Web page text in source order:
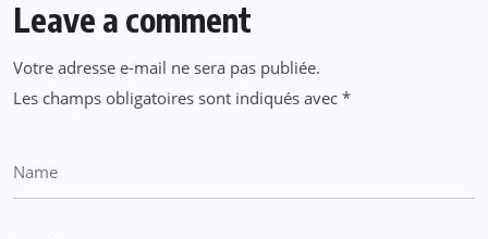
Leave a comment
Votre adresse e-mail ne sera pas publiée.
Les champs obligatoires sont indiqués avec *